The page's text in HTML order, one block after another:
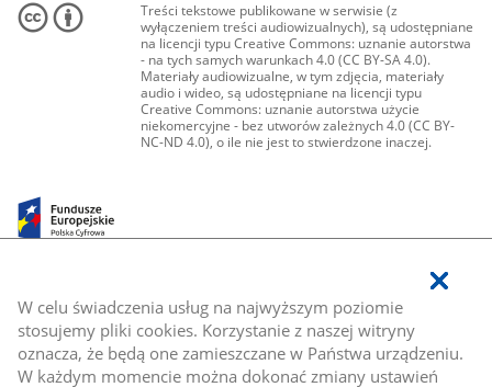
W celu świadczenia usług na najwyższym poziomie
stosujemy pliki cookies. Korzystanie z naszej witryny
oznacza, że będą one zamieszczane w Państwa urządzeniu.
W każdym momencie można dokonać zmiany ustawień
Treści tekstowe publikowane w serwisie (z
wyłączeniem treści audiowizualnych), są udostępniane
na licencji typu Creative Commons: uznanie autorstwa
- na tych samych warunkach 4.0 (CC BY-SA 4.0).
Materiały audiowizualne, w tym zdjęcia, materiały
audio i wideo, są udostępniane na licencji typu
Creative Commons: uznanie autorstwa użycie
niekomercyjne - bez utworów zależnych 4.0 (CC BY-
NC-ND 4.0), o ile nie jest to stwierdzone inaczej.